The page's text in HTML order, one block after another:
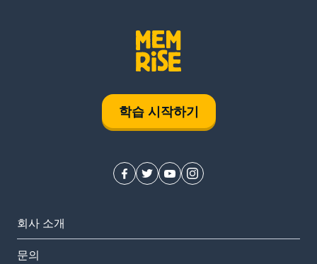
학습 시작하기
회사 소개
문의